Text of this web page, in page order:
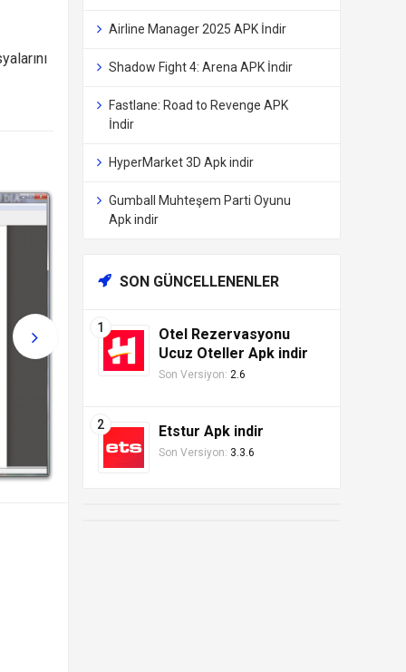
Airline Manager 2025 APK İndir
Shadow Fight 4: Arena APK İndir
Fastlane: Road to Revenge APK
İndir
HyperMarket 3D Apk indir
Gumball Muhteşem Parti Oyunu
Apk indir
SON GÜNCELLENENLER
Otel Rezervasyonu
Ucuz Oteller Apk indir
Son Versiyon: 2.6
Etstur Apk indir
Son Versiyon: 3.3.6